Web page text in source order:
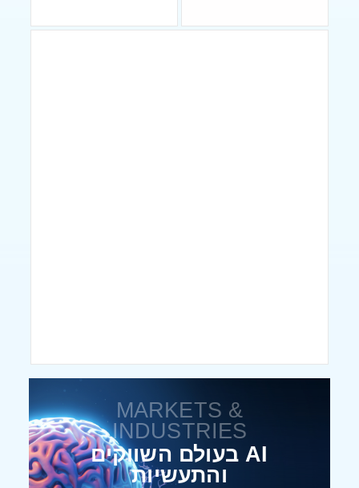
MARKETS &
INDUSTRIES
AI בעולם השווקים
והתעשיות